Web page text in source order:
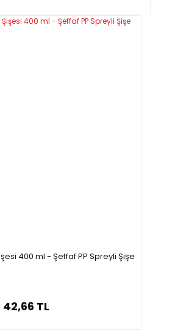
400 ml - Şeffaf PP Spreyli Şişe
42,66 TL